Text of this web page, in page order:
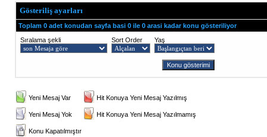
Gösteriliş ayarları
Toplam 0 adet konudan sayfa basi 0 ile 0 arasi kadar konu gösteriliyor
Sıralama şekli
Sort Order Yaş
Yeni Mesaj Var Hit Konuya Yeni Mesaj Yazılmış
Yeni Mesaj Yok Hit Konuya Yeni Mesaj Yazılmamış
Konu Kapatılmıştır